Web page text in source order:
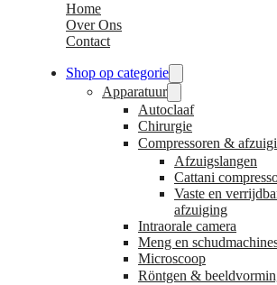
Home
Over Ons
Contact
Shop op categorie
Apparatuur
Autoclaaf
Chirurgie
Compressoren &
Afzuigslangen
Cattani
Vaste en
afzuiging
Intraorale camera
Meng en
Microscoop
Röntgen &